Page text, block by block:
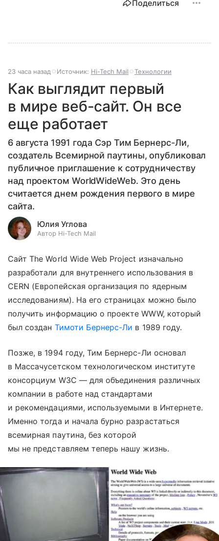
Поделиться
23 часа назад Источник: Hi-Tech Mail Технологии
Как выглядит первый
в мире веб-сайт. Он все
еще работает
6 августа 1991 года Сэр Тим Бернерс-Ли,
создатель Всемирной паутины, опубликовал
публичное приглашение к сотрудничеству
над проектом WorldWideWeb. Это день
считается днем рождения первого в мире
сайта.
Юлия Углова
Автор Hi-Tech Mail
Сайт The World Wide Web Project изначально
разработали для внутреннего использования в
CERN (Европейская организация по ядерным
исследованиям). На его страницах можно было
получить информацию о проекте WWW, который
был создан Тимоти Бернерс-Ли в 1989 году.
Позже, в 1994 году, Тим Бернерс-Ли основал
в Массачусетском технологическом институте
консорциум W3C — для объединения различных
компании в работе над стандартами
и рекомендациями, используемыми в Интернете.
Именно тогда и начала бурно разрастаться
всемирная паутина, без которой
мы не представляем теперь нашу жизнь.